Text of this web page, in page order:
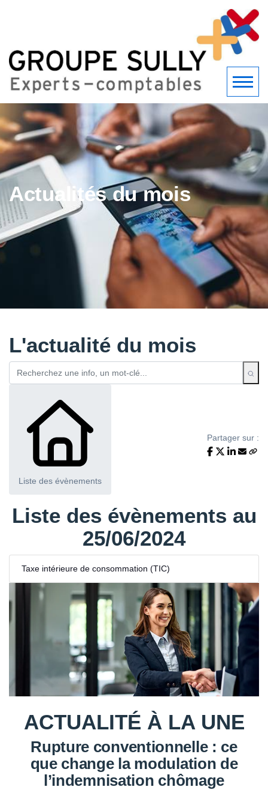
Actualités du mois
L'actualité du mois
Liste des évènements
Partager sur :
Liste des évènements au
25/06/2024
Taxe intérieure de consommation (TIC)
ACTUALITÉ À LA UNE
Rupture conventionnelle : ce
que change la modulation de
l’indemnisation chômage